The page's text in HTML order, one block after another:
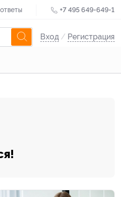
+7 495 649-649-1
Вход / Регистрация